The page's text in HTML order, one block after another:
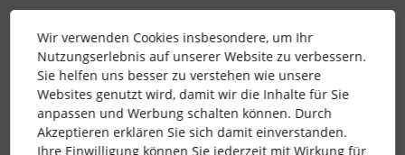
Guten Tag Perso_Team,
Versuch es mal über den Massenupload bei Einstellungen
→ Importe. So sollte das klappen.
Wir verwenden Cookies insbesondere, um Ihr
Nutzungserlebnis auf unserer Website zu verbessern.
Sie helfen uns besser zu verstehen wie unsere
Websites genutzt wird, damit wir die Inhalte für Sie
anpassen und Werbung schalten können. Durch
Akzeptieren erklären Sie sich damit einverstanden.
Ihre Einwilligung können Sie jederzeit mit Wirkung für